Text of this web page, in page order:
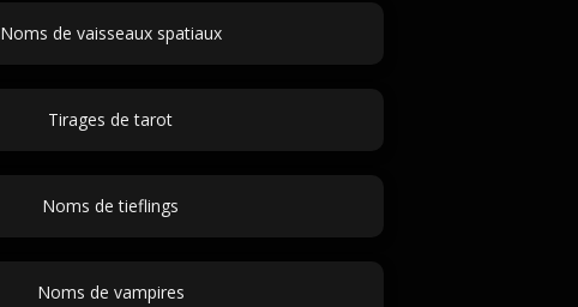
Noms de vaisseaux spatiaux
Tirages de tarot
Noms de tieflings
Noms de vampires